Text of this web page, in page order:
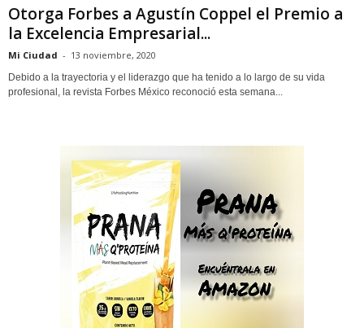
Otorga Forbes a Agustín Coppel el Premio a
la Excelencia Empresarial...
Mi Ciudad - 13 noviembre, 2020
Debido a la trayectoria y el liderazgo que ha tenido a lo largo de su vida
profesional, la revista Forbes México reconoció esta semana...